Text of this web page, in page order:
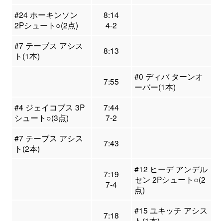
#24 ホーキンソン
2Pシュート○(2点)
8:14
4-2
#7 テーブス アシス
ト(1本)
8:13
7:55
#0 ディバ ターンオ
ーバー(1本)
#4 ジェイコブス 3P
シュート○(3点)
7:44
7-2
#7 テーブス アシス
ト(2本)
7:43
7:19
7-4
#12 ヒーデ アンデル
セン 2Pシュート○(2
点)
7:18
#15 ユキッチ アシス